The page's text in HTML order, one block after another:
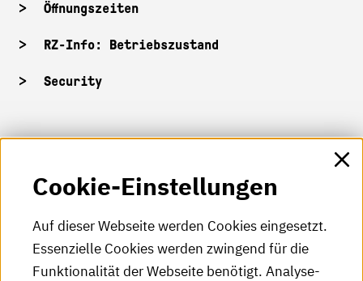
Öffnungszeiten
RZ-Info: Betriebszustand
Security
HKA-Shop
HKA-Videos
HKA-Podcast
HKA-Publikationen
Cookie-Einstellungen
Auf dieser Webseite werden Cookies eingesetzt.
Essenzielle Cookies werden zwingend für die
Funktionalität der Webseite benötigt. Analyse-